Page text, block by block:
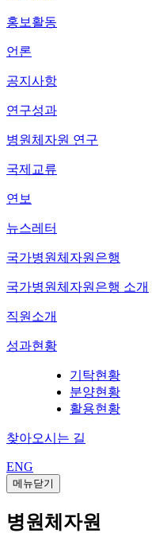
홍보활동
언론
공지사항
연구성과
병원체자원 연구
국제교류
연보
뉴스레터
국가병원체자원은행
국가병원체자원은행 소개
직원소개
성과현황
기탁현황
분양현황
활용현황
찾아오시는 길
ENG
메뉴닫기
병원체자원